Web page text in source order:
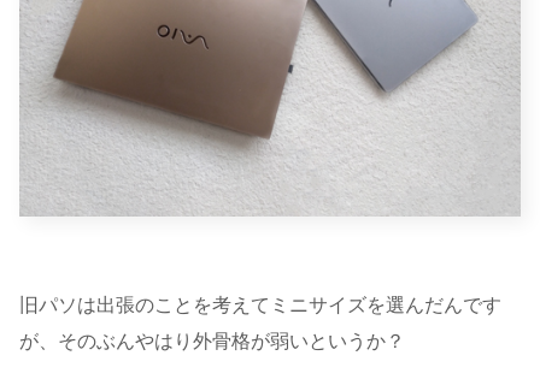
旧パソは出張のことを考えてミニサイズを選んだんです
が、そのぶんやはり外骨格が弱いというか？